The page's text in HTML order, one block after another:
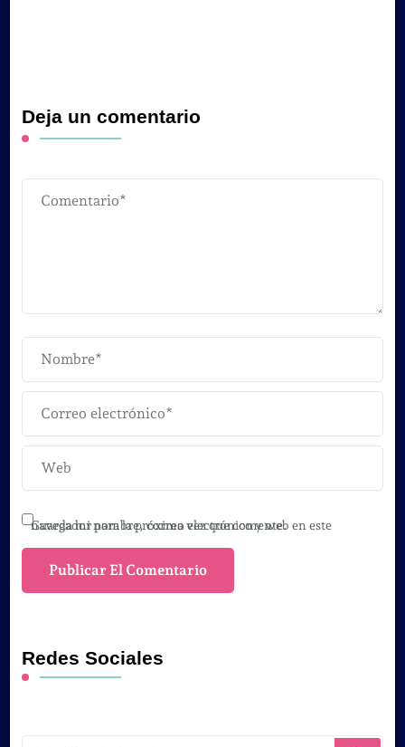
Deja un comentario
Guarda mi nombre, correo electrónico y web en este navegador para la próxima vez que comente.
Redes Sociales